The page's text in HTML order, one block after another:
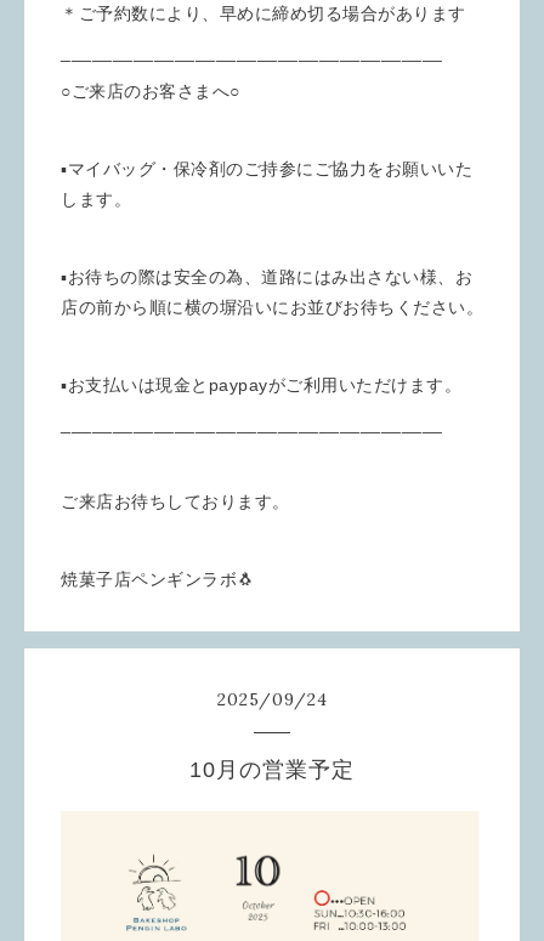
＊ご予約数により、早めに締め切る場合があります
○ご来店のお客さまへ○
▪︎マイバッグ・保冷剤のご持参にご協力をお願いいた
します。
▪︎お待ちの際は安全の為、道路にはみ出さない様、お
店の前から順に横の塀沿いにお並びお待ちください。
▪︎お支払いは現金とpaypayがご利用いただけます。
ご来店お待ちしております。
焼菓子店ペンギンラボ🐧
2025/09/24
10月の営業予定